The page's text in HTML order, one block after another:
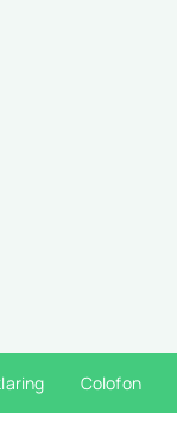
Colofon